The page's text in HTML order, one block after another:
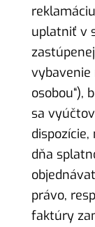
uplatniť v
vybavenie
osobou“),
sa
dňa
právo,
faktúry